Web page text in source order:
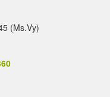
(Ms.Vy)